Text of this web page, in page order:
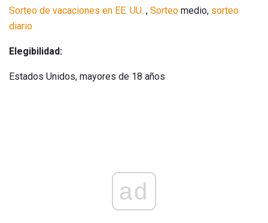
Sorteo de vacaciones en EE. UU. , Sorteo medio, sorteo
diario
Elegibilidad:
Estados Unidos, mayores de 18 años
ad